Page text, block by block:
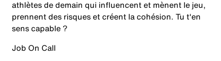
athlètes de demain qui influencent et mènent le jeu,
prennent des risques et créent la cohésion. Tu t'en
sens capable ?
Job On Call